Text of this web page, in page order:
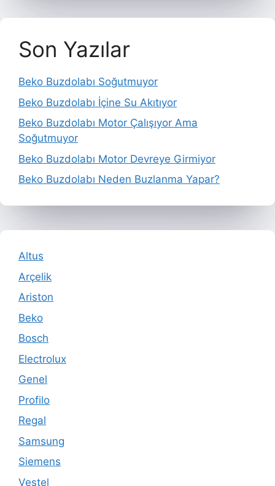
Son Yazılar
Beko Buzdolabı Soğutmuyor
Beko Buzdolabı İçine Su Akıtıyor
Beko Buzdolabı Motor Çalışıyor Ama
Soğutmuyor
Beko Buzdolabı Motor Devreye Girmiyor
Beko Buzdolabı Neden Buzlanma Yapar?
Altus
Arçelik
Ariston
Beko
Bosch
Electrolux
Genel
Profilo
Regal
Samsung
Siemens
Vestel